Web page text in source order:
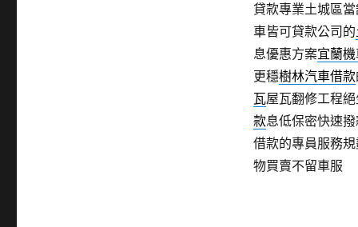
貸款專業土城區
車皆可貸款公司的
息優惠方案宜蘭
更穩樹林汽車借款
瓦屋瓦翻修工程
款息低保密快速
借款的專員服務
物買賣不留車服